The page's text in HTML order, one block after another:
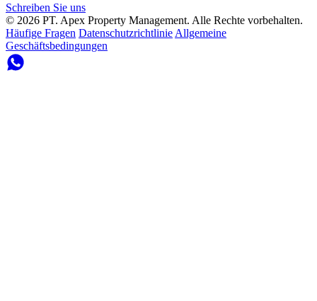
Schreiben Sie uns
© 2026 PT. Apex Property Management. Alle Rechte vorbehalten.
Häufige Fragen Datenschutzrichtlinie Allgemeine
Geschäftsbedingungen